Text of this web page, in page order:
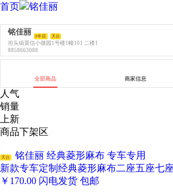
首页 铭佳丽
铭佳丽 9年店 天台
坦头镇置信小微园1号楼1幢101 二楼1
8858663088
全部商品 商家信息
人气
销量
上新
商品下架区
天台
铭佳丽 经典菱形麻布 专车专用
新款专车定制经典菱形麻布二座五座七
￥ 170.00 闪电发货 包邮